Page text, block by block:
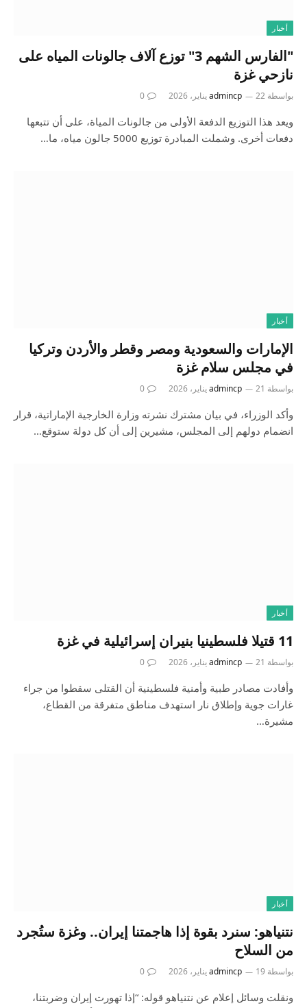
أخبار
"الفارس الشهم 3" توزع آلاف جالونات المياه على
نازحي غزة
بواسطة admincp 22 يناير، 2026 0
ويعد هذا التوزيع الدفعة الأولى من جالونات المياة، على أن تتبعها
دفعات أخرى. وشملت المبادرة توزيع 5000 جالون مياه، ما…
أخبار
الإمارات والسعودية ومصر وقطر والأردن وتركيا
في مجلس سلام غزة
بواسطة admincp 21 يناير، 2026 0
وأكد الوزراء، في بيان مشترك نشرته وزارة الخارجية الإماراتية، قرار
انضمام دولهم إلى المجلس، مشيرين إلى أن كل دولة ستوقع…
أخبار
11 قتيلا فلسطينيا بنيران إسرائيلية في غزة
بواسطة admincp 21 يناير، 2026 0
وأفادت مصادر طبية وأمنية فلسطينية أن القتلى سقطوا من جراء
غارات جوية وإطلاق نار استهدف مناطق متفرقة من القطاع،
مشيرة…
أخبار
نتنياهو: سنرد بقوة إذا هاجمتنا إيران.. وغزة ستُجرد
من السلاح
بواسطة admincp 19 يناير، 2026 0
ونقلت وسائل إعلام عن نتنياهو قوله: “إذا تهورت إيران وضربتنا،